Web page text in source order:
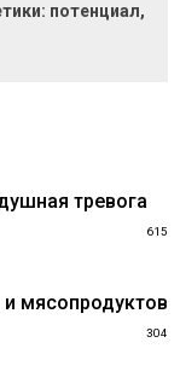
потенциал,
тревога
615
мясопродуктов
304